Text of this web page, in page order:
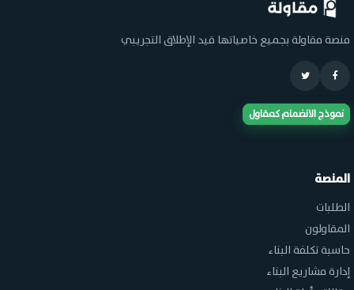
منصة مقاولة بجميع خاصياتها قيد الإطلاق التجريبي
نموذج الانضمام كمقاول
المنصة
الطلبات
المقاولون
حاسبة تكلفة البناء
إدارة مشاريع البناء